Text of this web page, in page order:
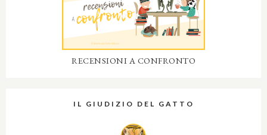
RECENSIONI A CONFRONTO
IL GIUDIZIO DEL GATTO